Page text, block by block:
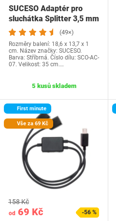
SUCESO Adaptér pro
sluchátka Splitter 3,5 mm
samec na…
(49×)
Rozměry balení: 18,6 x 13,7 x 1
cm. Název značky: SUCESO.
Barva: Stříbrná. Číslo dílu: SCO-AC-
07. Velikost: 35 cm.…
5 kusů skladem
First minute
Vše za 69 Kč
od 69 Kč
158 Kč
-56 %